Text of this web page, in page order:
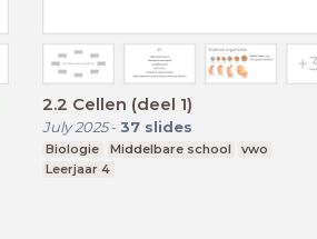
2.2 Cellen (deel 1)
July 2025- 37 slides
Biologie Middelbare school
vwo
Leerjaar 4